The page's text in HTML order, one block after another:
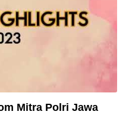
Mitra Polri Jawa